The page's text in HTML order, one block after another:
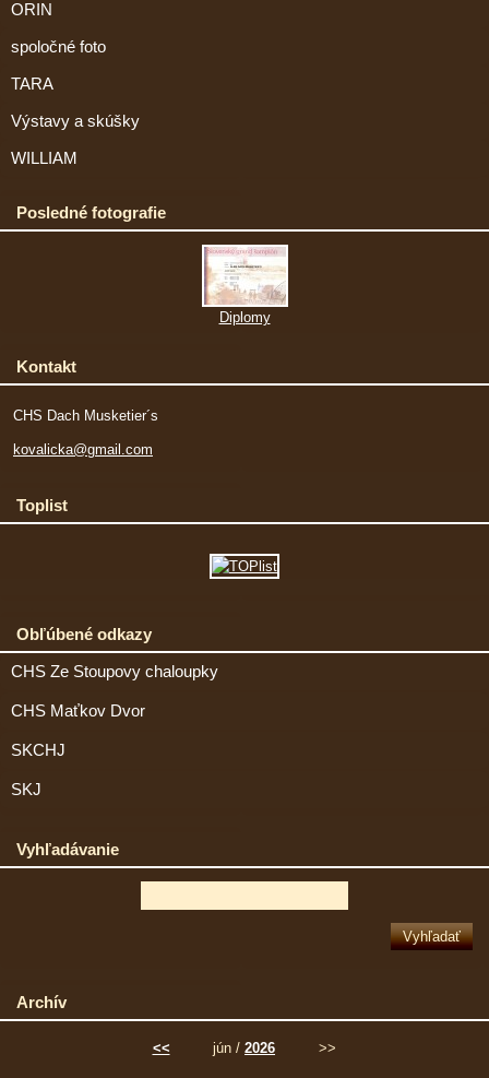
ORIN
spoločné foto
TARA
Výstavy a skúšky
WILLIAM
Posledné fotografie
Diplomy
Kontakt
CHS Dach Musketier´s
kovalicka@gmail.com
Toplist
Obľúbené odkazy
CHS Ze Stoupovy chaloupky
CHS Maťkov Dvor
SKCHJ
SKJ
Vyhľadávanie
Archív
<< jún / 2026 >>